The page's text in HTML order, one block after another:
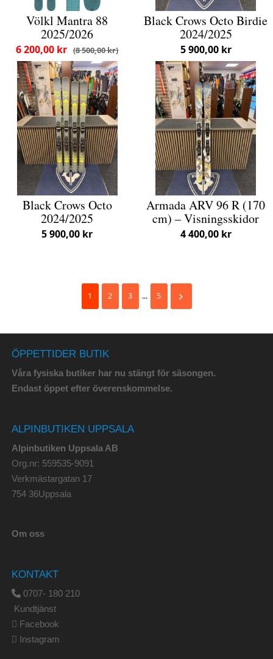
Völkl Mantra 88
2025/2026
8 500,00 kr
6 200,00 kr
Black Crows Octo Birdie
2024/2025
5 900,00 kr
Black Crows Octo
2024/2025
5 900,00 kr
Armada ARV 96 R (170
cm) – Visningsskidor
4 400,00 kr
1 2 3 ... 5
ÖPPETTIDER BUTIK
Våra fysiska butiker har nu stängt för säsongen.
Endast öppet efter överenskommelse.
ALPINBUTIKEN UPPSALA
Alpinbutiken Uppsala AB
Org.nr: 559535-9091
Verkmästargatan 17
754 36Uppsala
Om oss
KONTAKT
0707- 180 210
Kundtjänst
Facebook
Instagram